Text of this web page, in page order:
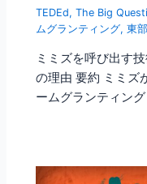
TEDEd,The Big
ムグランティング,東
ミミズを呼び出す
の理由 要約 ミミズ
ームグランティン